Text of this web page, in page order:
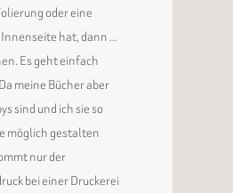
oder eine
hat, dann …
Es geht einfach
Da meine Bücher aber
sind und ich sie so
möglich gestalten
nur der
bei einer Druckerei